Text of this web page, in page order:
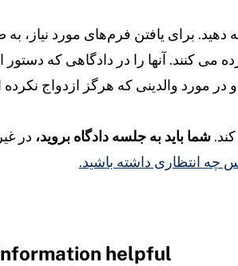
دهید. برای یافتن فرم‌های مورد نیاز،
می کنند. آنها را در دادگاهی که
مورد والدینی که هرگز ازدواج نکرده
شما باید به جلسه دادگاه بروید، در
چه انتظاری داشته باشید.
helpful?